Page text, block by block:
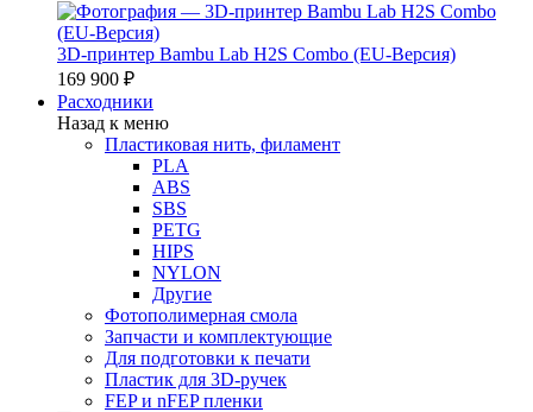
3D-принтер Bambu Lab H2S Combo (EU-Версия)
169 900 ₽
Расходники
Назад к меню
Пластиковая нить, филамент
PLA
ABS
SBS
PETG
HIPS
NYLON
Другие
Фотополимерная смола
Запчасти и комплектующие
Для подготовки к печати
Пластик для 3D-ручек
FEP и nFEP пленки